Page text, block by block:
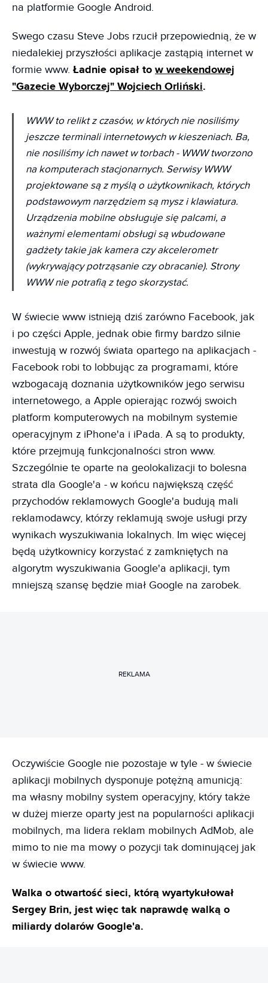
na platformie Google Android.
Swego czasu Steve Jobs rzucił przepowiednią, że w
niedalekiej przyszłości aplikacje zastąpią internet w
formie www. Ładnie opisał to w weekendowej
"Gazecie Wyborczej" Wojciech Orliński.
WWW to relikt z czasów, w których nie nosiliśmy
jeszcze terminali internetowych w kieszeniach. Ba,
nie nosiliśmy ich nawet w torbach - WWW tworzono
na komputerach stacjonarnych. Serwisy WWW
projektowane są z myślą o użytkownikach, których
podstawowym narzędziem są mysz i klawiatura.
Urządzenia mobilne obsługuje się palcami, a
ważnymi elementami obsługi są wbudowane
gadżety takie jak kamera czy akcelerometr
(wykrywający potrząsanie czy obracanie). Strony
WWW nie potrafią z tego skorzystać.
W świecie www istnieją dziś zarówno Facebook, jak
i po części Apple, jednak obie firmy bardzo silnie
inwestują w rozwój świata opartego na aplikacjach -
Facebook robi to lobbując za programami, które
wzbogacają doznania użytkowników jego serwisu
internetowego, a Apple opierając rozwój swoich
platform komputerowych na mobilnym systemie
operacyjnym z iPhone'a i iPada. A są to produkty,
które przejmują funkcjonalności stron www.
Szczególnie te oparte na geolokalizacji to bolesna
strata dla Google'a - w końcu największą część
przychodów reklamowych Google'a budują mali
reklamodawcy, którzy reklamują swoje usługi przy
wynikach wyszukiwania lokalnych. Im więc więcej
będą użytkownicy korzystać z zamkniętych na
algorytm wyszukiwania Google'a aplikacji, tym
mniejszą szansę będzie miał Google na zarobek.
REKLAMA
Oczywiście Google nie pozostaje w tyle - w świecie
aplikacji mobilnych dysponuje potężną amunicją:
ma własny mobilny system operacyjny, który także
w dużej mierze oparty jest na popularności aplikacji
mobilnych, ma lidera reklam mobilnych AdMob, ale
mimo to nie ma mowy o pozycji tak dominującej jak
w świecie www.
Walka o otwartość sieci, którą wyartykułował
Sergey Brin, jest więc tak naprawdę walką o
miliardy dolarów Google'a.